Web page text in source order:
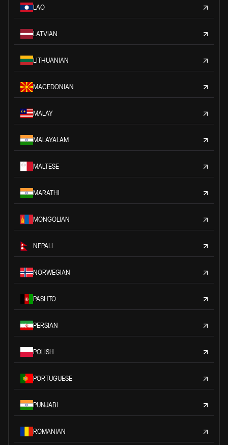
LAO
LATVIAN
LITHUANIAN
MACEDONIAN
MALAY
MALAYALAM
MALTESE
MARATHI
MONGOLIAN
NEPALI
NORWEGIAN
PASHTO
PERSIAN
POLISH
PORTUGUESE
PUNJABI
ROMANIAN